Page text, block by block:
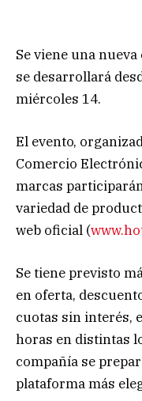
Se viene una
se desarrollará
miércoles 14.
El evento,
Comercio
marcas
variedad de
web oficial (
Se tiene previsto
en oferta,
cuotas sin interés,
horas en distintas
compañía se
plataforma más